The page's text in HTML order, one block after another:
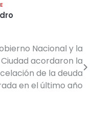
Nacional y la
Ciudad acordaron la
de la deuda
en el último año